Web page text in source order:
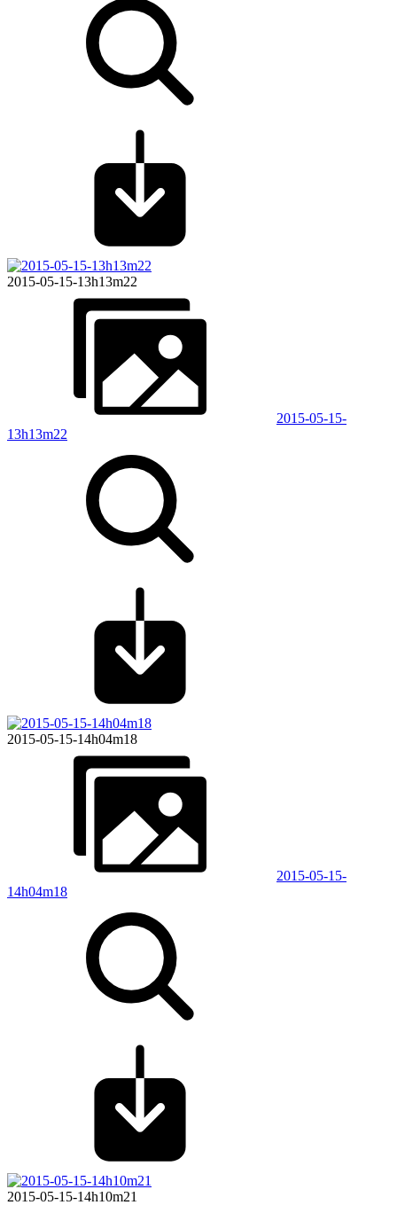
2015-05-15-13h13m22
2015-05-15-
13h13m22
2015-05-15-14h04m18
2015-05-15-
14h04m18
2015-05-15-14h10m21